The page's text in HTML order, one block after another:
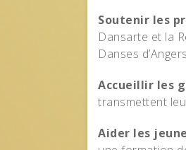
Soutenir les
Dansarte et la
Danses
Accueillir les
transmettent
Aider les